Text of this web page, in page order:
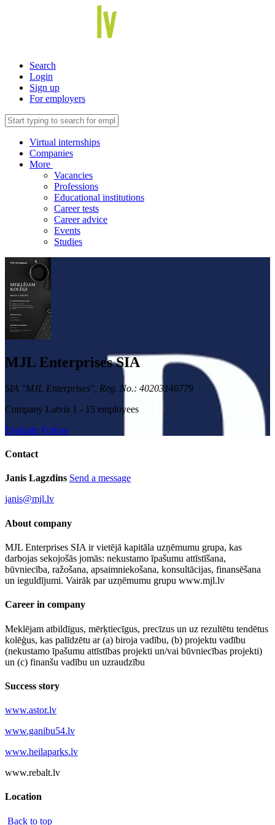
Search
Login
Sign up
For employers
Virtual internships
Companies
More
Vacancies
Professions
Educational institutions
Career tests
Career advice
Events
Studies
MJL Enterprises SIA
SIA "MJL Enterprises", Reg. No.: 40203146779
Company Latvia 1 - 15 employees
Evaluate Follow
Contact
Janis Lagzdins Send a message
janis@mjl.lv
About company
MJL Enterprises SIA ir vietējā kapitāla uzņēmumu grupa, kas
darbojas sekojošās jomās: nekustamo īpašumu attīstīšana,
būvniecība, ražošana, apsaimniekošana, konsultācijas, finansēšana
un ieguldījumi. Vairāk par uzņēmumu grupu www.mjl.lv
Career in company
Meklējam atbildīgus, mērķtiecīgus, precīzus un uz rezultētu tendētus
kolēģus, kas palīdzētu ar (a) biroja vadību, (b) projektu vadību
(nekustamo īpašumu attīstības projekti un/vai būvniecības projekti)
un (c) finanšu vadību un uzraudzību
Success story
www.astor.lv
www.ganibu54.lv
www.heilaparks.lv
www.rebalt.lv
Location
Back to top